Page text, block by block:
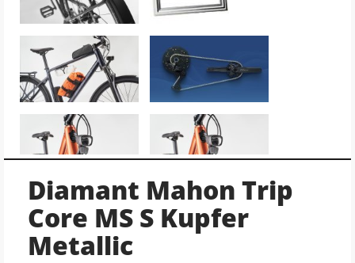
Diamant Mahon Trip
Core MS S Kupfer
Metallic